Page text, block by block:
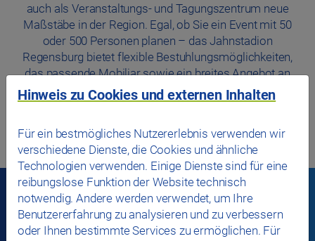
auch als Veranstaltungs- und Tagungszentrum neue
Maßstäbe in der Region. Egal, ob Sie ein Event mit 50
oder 500 Personen planen – das Jahnstadion
Regensburg bietet flexible Bestuhlungsmöglichkeiten,
das passende Mobiliar sowie ein breites Angebot an
Veranstaltungstechnik.
Zur Website des Jahnstadions Regensburg
Hinweis zu Cookies und externen Inhalten
Für ein bestmögliches Nutzererlebnis verwenden wir
verschiedene Dienste, die Cookies und ähnliche
Technologien verwenden. Einige Dienste sind für eine
reibungslose Funktion der Website technisch
notwendig. Andere werden verwendet, um Ihre
Benutzererfahrung zu analysieren und zu verbessern
oder Ihnen bestimmte Services zu ermöglichen. Für